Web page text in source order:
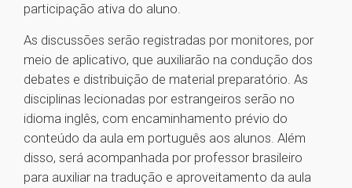
participação ativa do aluno.
As discussões serão registradas por monitores, por
meio de aplicativo, que auxiliarão na condução dos
debates e distribuição de material preparatório. As
disciplinas lecionadas por estrangeiros serão no
idioma inglês, com encaminhamento prévio do
conteúdo da aula em português aos alunos. Além
disso, será acompanhada por professor brasileiro
para auxiliar na tradução e aproveitamento da aula